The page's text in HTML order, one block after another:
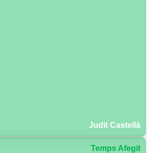
Judit Castellà
Temps Afegit